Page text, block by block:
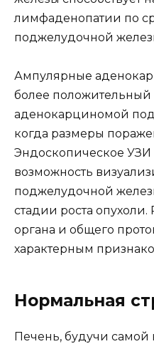
лимфаденопатии по
поджелудочной
Ампулярные
более
аденокарциномой
когда размеры
Эндоскопическое УЗИ
возможность
поджелудочной
стадии роста
органа и общего
характерным
Нормальная
Печень, будучи самой